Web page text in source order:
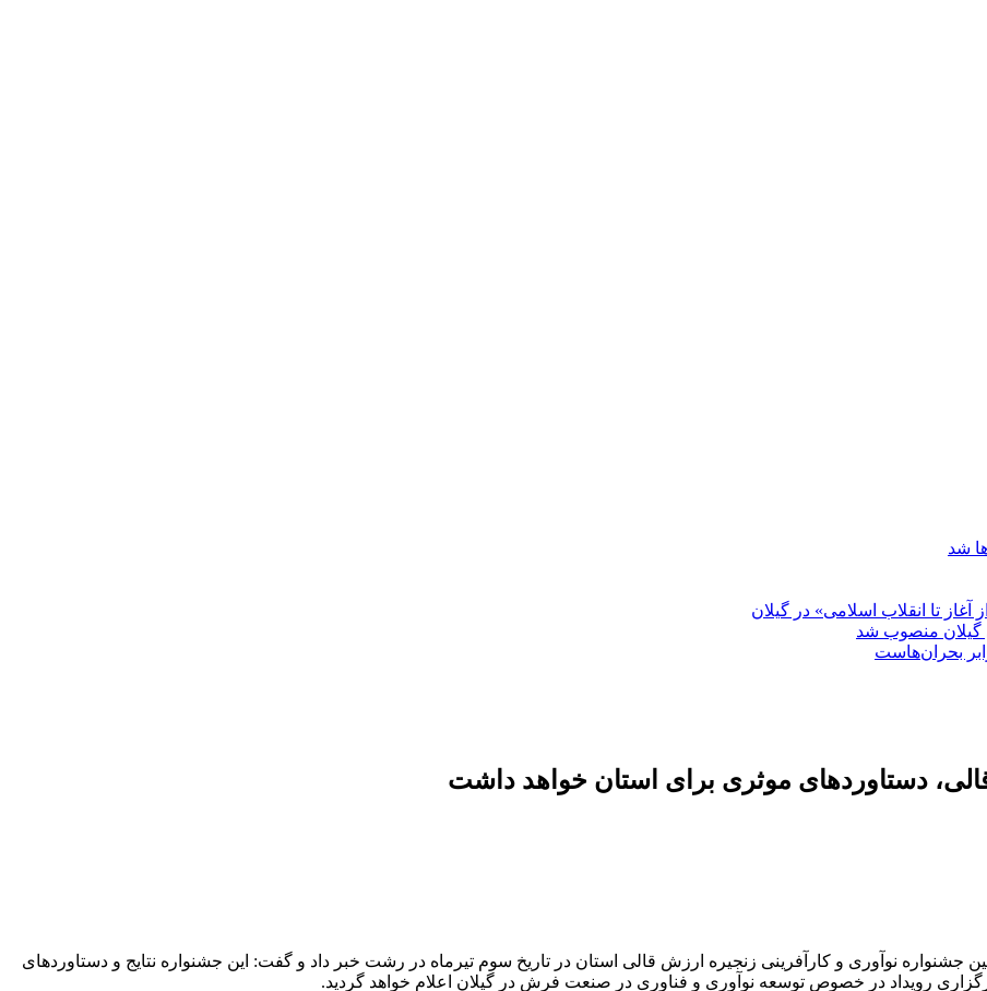
شد
تا انقلاب اسلامی» در گیلان
گیلان منصوب شد
بحران‌هاست
دستاوردهای موثری برای استان خواهد داشت
نوآوری و کارآفرینی زنجیره ارزش قالی استان در تاریخ سوم تیرماه در رشت خبر داد و گفت: این جشنواره نتایج و دستاوردهای
رویداد در خصوص توسعه نوآوری و فناوری در صنعت فرش در گیلان اعلام خواهد گردید.